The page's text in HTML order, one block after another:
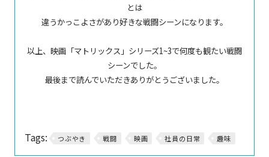
とは
違うかっこよさがあり好きな戦闘シーンになります。
以上、映画「マトリックス」シリーズ1~3で何度も観たい戦闘
シーンでした。
最後まで読んでいただきありがとうございました。
Tags: つぶやき 戦闘 映画 社員の日常 趣味